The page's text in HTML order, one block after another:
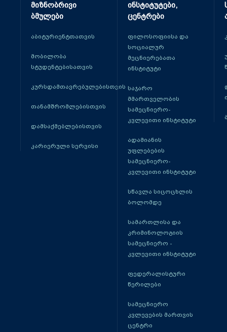
მიზნობრივი
ბმულები
აბიტურიენტთათვის
მობილობა
სტუდენტებისათვის
კურსდამთავრებულებისთვის
თანამშრომლებისთვის
დამსაქმებლებისთვის
კარიერული სერვისი
ინსტიტუტები,
ცენტრები
ფილოსოფიისა და
სოციალურ
მეცნიერებათა
ინსტიტუტი
საჯარო
მმართველობის
სამეცნიერო-
კვლევითი ინსტიტუტი
ადამიანის
უფლებების
სამეცნიერო-
კვლევითი ინსტიტუტი
სწავლა სიცოცხლის
ბოლომდე
სამართლისა და
კრიმინოლოგიის
სამეცნიერო -
კვლევითი ინსტიტუტი
ფედერალისტური
წერილები
სამეცნიერო
კვლევების მართვის
ცენტრი